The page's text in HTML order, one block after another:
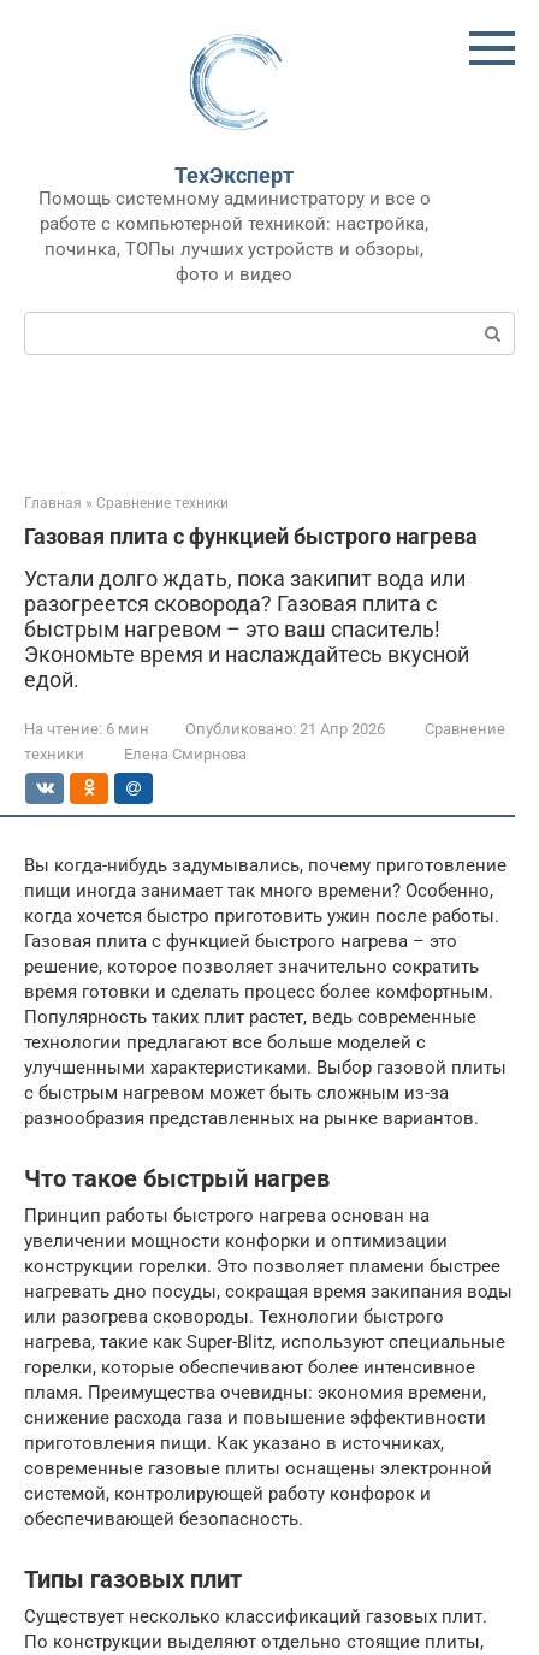
ТехЭксперт
Помощь системному администратору и все о
работе с компьютерной техникой: настройка,
починка, ТОПы лучших устройств и обзоры,
фото и видео
Поиск:
Главная » Сравнение техники
Газовая плита с функцией быстрого нагрева
Устали долго ждать, пока закипит вода или
разогреется сковорода? Газовая плита с
быстрым нагревом – это ваш спаситель!
Экономьте время и наслаждайтесь вкусной
едой.
На чтение: 6 мин Опубликовано: 21 Апр 2026
Сравнение
техники
Елена Смирнова
Вы когда-нибудь задумывались, почему приготовление
пищи иногда занимает так много времени? Особенно,
когда хочется быстро приготовить ужин после работы.
Газовая плита с функцией быстрого нагрева – это
решение, которое позволяет значительно сократить
время готовки и сделать процесс более комфортным.
Популярность таких плит растет, ведь современные
технологии предлагают все больше моделей с
улучшенными характеристиками. Выбор газовой плиты
с быстрым нагревом может быть сложным из-за
разнообразия представленных на рынке вариантов.
Что такое быстрый нагрев
Принцип работы быстрого нагрева основан на
увеличении мощности конфорки и оптимизации
конструкции горелки. Это позволяет пламени быстрее
нагревать дно посуды, сокращая время закипания воды
или разогрева сковороды. Технологии быстрого
нагрева, такие как Super-Blitz, используют специальные
горелки, которые обеспечивают более интенсивное
пламя. Преимущества очевидны: экономия времени,
снижение расхода газа и повышение эффективности
приготовления пищи. Как указано в источниках,
современные газовые плиты оснащены электронной
системой, контролирующей работу конфорок и
обеспечивающей безопасность.
Типы газовых плит
Существует несколько классификаций газовых плит.
По конструкции выделяют отдельно стоящие плиты,